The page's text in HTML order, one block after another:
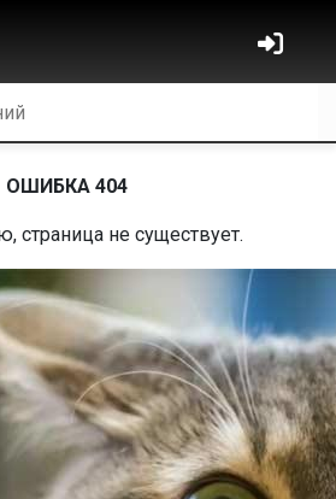
ОШИБКА 404
страница не существует.